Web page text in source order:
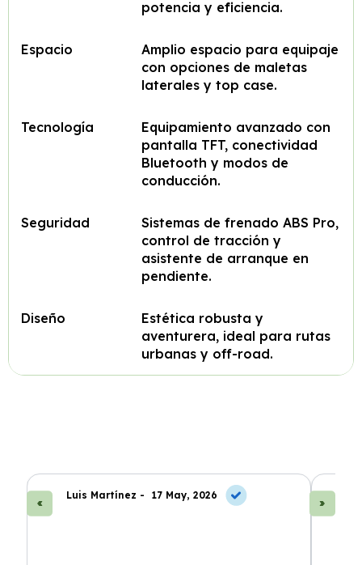
potencia y eficiencia.
Espacio
Amplio espacio para equipaje
con opciones de maletas
laterales y top case.
Tecnología
Equipamiento avanzado con
pantalla TFT, conectividad
Bluetooth y modos de
conducción.
Seguridad
Sistemas de frenado ABS Pro,
control de tracción y
asistente de arranque en
pendiente.
Diseño
Estética robusta y
aventurera, ideal para rutas
urbanas y off-road.
Luis Martínez - 17 May, 2026